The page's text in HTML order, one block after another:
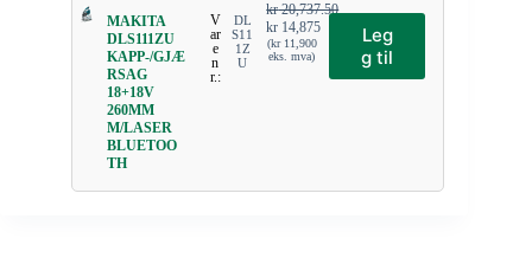
MAKITA
DLS111ZU
KAPP-/GJÆ
RSAG
18+18V
260MM
M/LASER
BLUETOO
TH
V
ar
e
n
r.:
DL
S11
1Z
U
kr20,737.50
kr 14,875
(kr11,900
eks. mva)
Leg
g til